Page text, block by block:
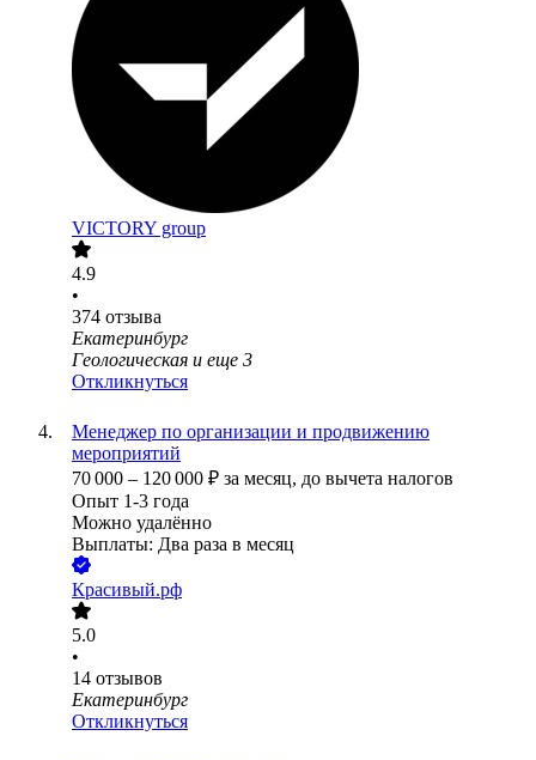
VICTORY group
4.9
•
374 отзыва
Екатеринбург
Геологическая и еще 3
Откликнуться
Менеджер по организации и продвижению
мероприятий
70 000 – 120 000 ₽ за месяц, до вычета налогов
Опыт 1-3 года
Можно удалённо
Выплаты: Два раза в месяц
Красивый.рф
5.0
•
14 отзывов
Екатеринбург
Откликнуться